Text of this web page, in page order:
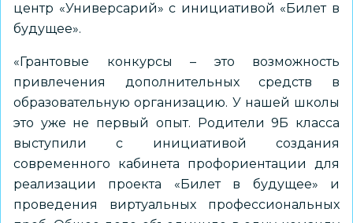
центр «Универсарий» с инициативой «Билет в
будущее».
«Грантовые конкурсы – это возможность
привлечения дополнительных средств в
образовательную организацию. У нашей школы
это уже не первый опыт. Родители 9Б класса
выступили с инициативой создания
современного кабинета профориентации для
реализации проекта «Билет в будущее» и
проведения виртуальных профессиональных